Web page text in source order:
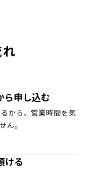
ら申し込む
から、営業時間を気
ん。
ける